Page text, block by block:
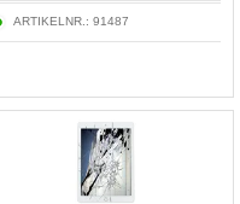
ARTIKELNR.: 91487